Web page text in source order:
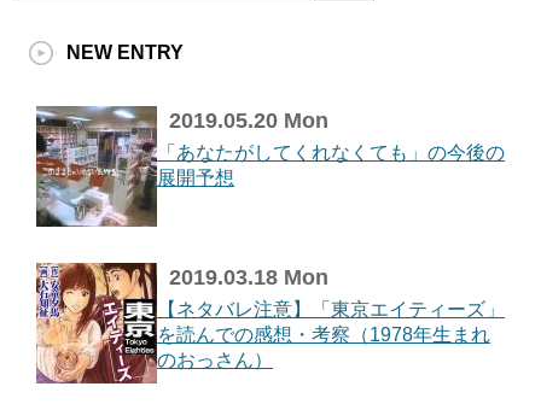
NEW ENTRY
2019.05.20 Mon
「あなたがしてくれなくても」の今後の
展開予想
2019.03.18 Mon
【ネタバレ注意】「東京エイティーズ」
を読んでの感想・考察（1978年生まれ
のおっさん）